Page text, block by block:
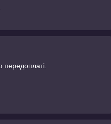
передоплаті.